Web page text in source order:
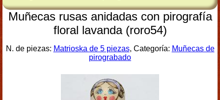
Muñecas rusas anidadas con pirografía
floral lavanda (roro54)
N. de piezas: Matrioska de 5 piezas, Categoría: Muñecas de
pirograbado